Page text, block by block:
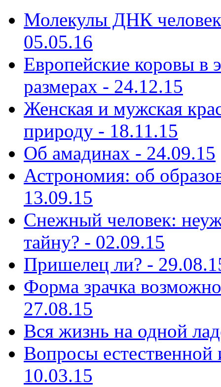
Молекулы ДНК
05.05.16
Европейские коровы в
размерах - 24.12.15
Женская и мужская
природу - 18.11.15
Об амадинах - 24.09.15
Астрономия: об
13.09.15
Снежный человек:
тайну? - 02.09.15
Пришелец ли? -
Форма зрачка
27.08.15
Вся жизнь на одной
Вопросы естественной
10.03.15